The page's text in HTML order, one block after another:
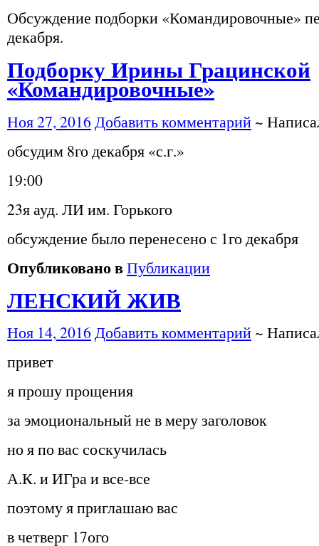
Обсуждение подборки «Командировочные»
декабря.
Подборку Ирины Грацинской
«Командировочные»
Ноя 27, 2016 Добавить комментарий ~
обсудим 8го декабря «с.г.»
19:00
23я ауд. ЛИ им. Горького
обсуждение было перенесено с 1го декабря
Опубликовано вПубликации
ЛЕНСКИЙ ЖИВ
Ноя 14, 2016 Добавить комментарий ~
привет
я прошу прощения
за эмоциональный не в меру заголовок
но я по вас соскучилась
А.К. и ИГра и все-все
поэтому я приглашаю вас
в четверг 17ого